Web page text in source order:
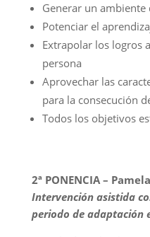
Generar un ambiente
Potenciar el
Extrapolar los logros
persona
Aprovechar las
para la consecución
Todos los objetivos
2ª PONENCIA –
Intervención asistida
periodo de adaptación